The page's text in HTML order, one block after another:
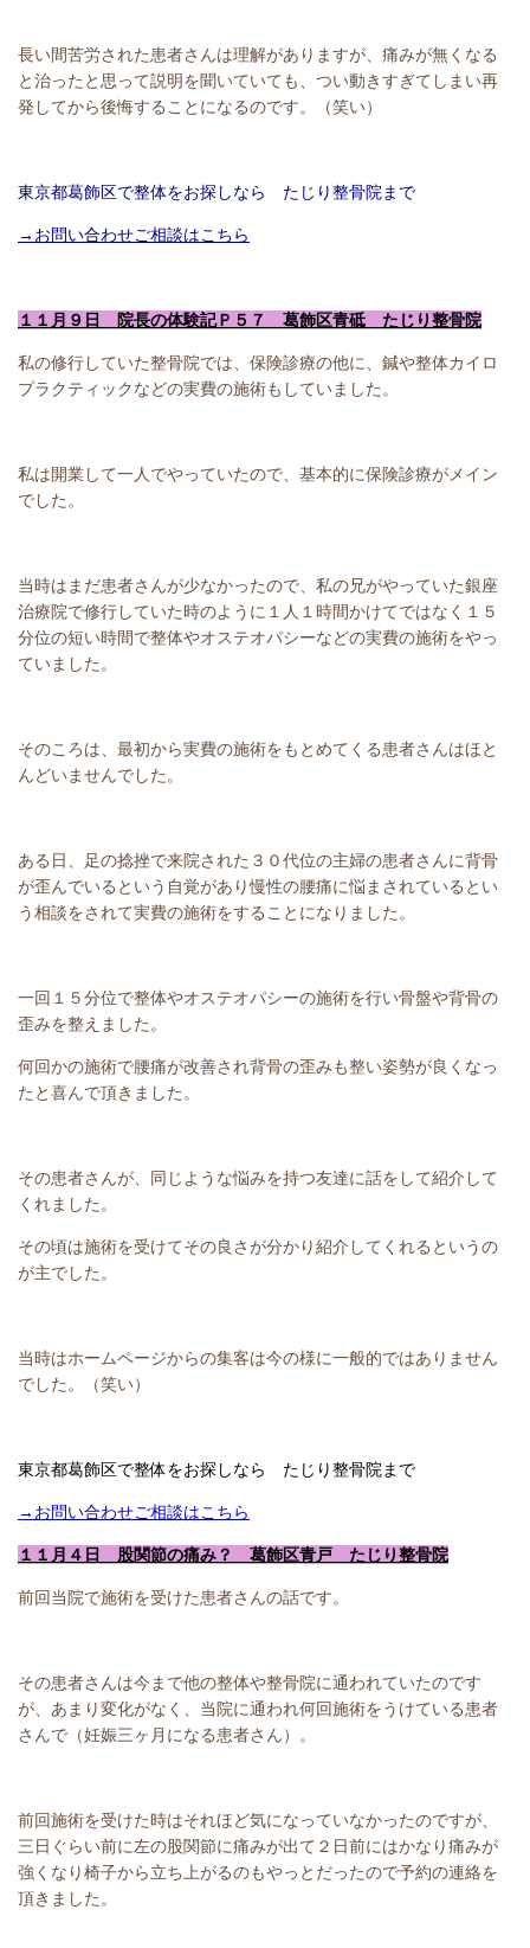
長い間苦労された患者さんは理解がありますが、痛みが無くなる
と治ったと思って説明を聞いていても、つい動きすぎてしまい再
発してから後悔することになるのです。（笑い）
東京都葛飾区で整体をお探しなら たじり整骨院まで
→お問い合わせご相談はこちら
１１月９日 院長の体験記Ｐ５７ 葛飾区青砥 たじり整骨院
私の修行していた整骨院では、保険診療の他に、鍼や整体カイロ
プラクティックなどの実費の施術もしていました。
私は開業して一人でやっていたので、基本的に保険診療がメイン
でした。
当時はまだ患者さんが少なかったので、私の兄がやっていた銀座
治療院で修行していた時のように１人１時間かけてではなく１５
分位の短い時間で整体やオステオパシーなどの実費の施術をやっ
ていました。
そのころは、最初から実費の施術をもとめてくる患者さんはほと
んどいませんでした。
ある日、足の捻挫で来院された３０代位の主婦の患者さんに背骨
が歪んでいるという自覚があり慢性の腰痛に悩まされているとい
う相談をされて実費の施術をすることになりました。
一回１５分位で整体やオステオパシーの施術を行い骨盤や背骨の
歪みを整えました。
何回かの施術で腰痛が改善され背骨の歪みも整い姿勢が良くなっ
たと喜んで頂きました。
その患者さんが、同じような悩みを持つ友達に話をして紹介して
くれました。
その頃は施術を受けてその良さが分かり紹介してくれるというの
が主でした。
当時はホームページからの集客は今の様に一般的ではありません
でした。（笑い）
東京都葛飾区で整体をお探しなら たじり整骨院まで
→お問い合わせご相談はこちら
１１月４日 股関節の痛み？ 葛飾区青戸 たじり整骨院
前回当院で施術を受けた患者さんの話です。
その患者さんは今まで他の整体や整骨院に通われていたのです
が、あまり変化がなく、当院に通われ何回施術をうけている患者
さんで（妊娠三ヶ月になる患者さん）。
前回施術を受けた時はそれほど気になっていなかったのですが、
三日ぐらい前に左の股関節に痛みが出て２日前にはかなり痛みが
強くなり椅子から立ち上がるのもやっとだったので予約の連絡を
頂きました。